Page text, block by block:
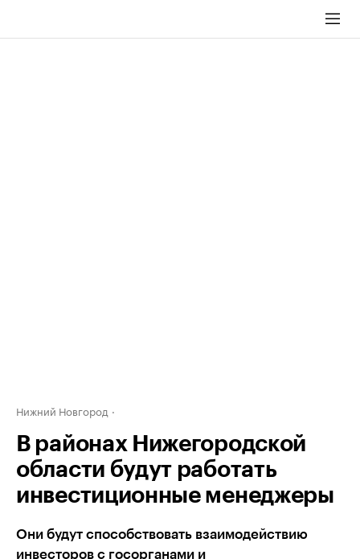
Нижний Новгород
В районах Нижегородской
области будут работать
инвестиционные менеджеры
Они будут способствовать взаимодействию
инвесторов с госорганами и